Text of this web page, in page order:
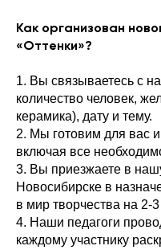
Как организован
«Оттенки»?
1. Вы связываетесь с
количество человек,
керамика), дату и тему.
2. Мы готовим для вас
включая все
3. Вы приезжаете в
Новосибирске в
в мир творчества на 2-3
4. Наши педагоги
каждому участнику